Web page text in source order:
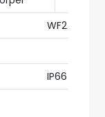
WF2
IP66